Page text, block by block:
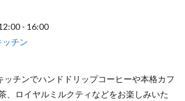
- 16:00
ッチン
ッチンでハンドドリップコーヒーや本格カフ
、ロイヤルミルクティなどをお楽しみいた